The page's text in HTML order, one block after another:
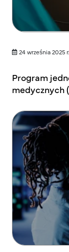
24 września 2025 r.
Program
medycznych